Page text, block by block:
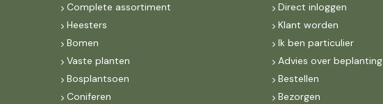
Complete assortiment
Heesters
Bomen
Vaste planten
Bosplantsoen
Coniferen
Direct inloggen
Klant worden
Ik ben particulier
Advies over beplanting
Bestellen
Bezorgen